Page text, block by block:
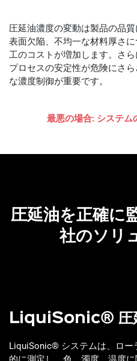
圧延油濃度の変動は製品の品​​
表面欠陥、不均一な材料厚さ
工のコストが増加します。さら
プロセスの安定性が危険にさ
な濃度制御が重要です。
最悪の場合: システム
圧延油を正確に
社のソリ
LiquiSonic® 圧
LiquiSonic® システムは、ロー